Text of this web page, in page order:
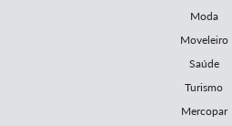
Moda
Moveleiro
Saúde
Turismo
Mercopar